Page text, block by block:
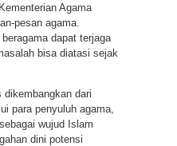
Agama
pesan agama.
dapat terjaga
bisa diatasi sejak
dikembangkan dari
para penyuluh agama,
wujud Islam
dini potensi